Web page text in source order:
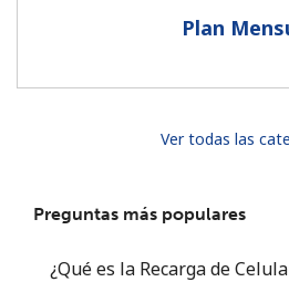
Plan
Ver todas las
Preguntas más populares
¿Qué es la Recarga de